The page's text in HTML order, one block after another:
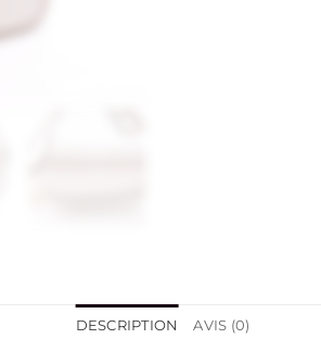
DESCRIPTION AVIS (0)